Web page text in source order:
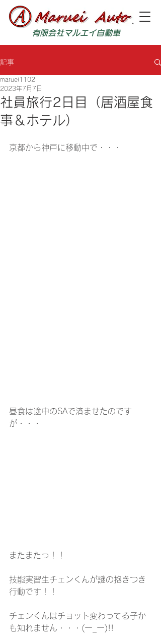
有限会社マルエイ自動車
記事
社員旅行2日目（居酒屋食
事＆ホテル）
maruei1102
2023年7月7日
京都から神戸に移動中で・・・
昼食は途中のSAで済ませたのです
が・・・
またまたっ！！
技能実習生チェンくんが謎の抱きつき
行動です！！
チェンくんはチョット変わってる子か
も知れません・・・(ー_ー)!!